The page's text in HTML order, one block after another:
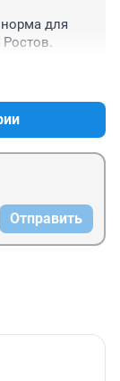
для
Отправить